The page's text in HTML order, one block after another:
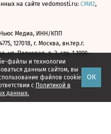
файлы и технологии
данным сайтом, вы
файлов cookie
с Политикой в
данных.
ОК
на сайте vedomosti.ru: СМИ2,
Медиа, ИНН/КПП
127018, г. Москва, вн.тер.г.
ул. Полковая, д. 3, стр. 1 1999—